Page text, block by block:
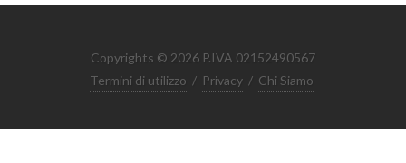
Copyrights © 2026 P.IVA 02152490567
Termini di utilizzo / Privacy / Chi Siamo